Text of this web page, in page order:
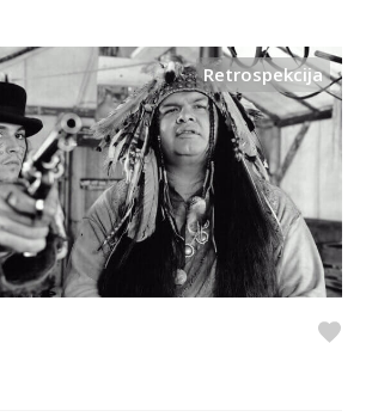
Retrospekcija